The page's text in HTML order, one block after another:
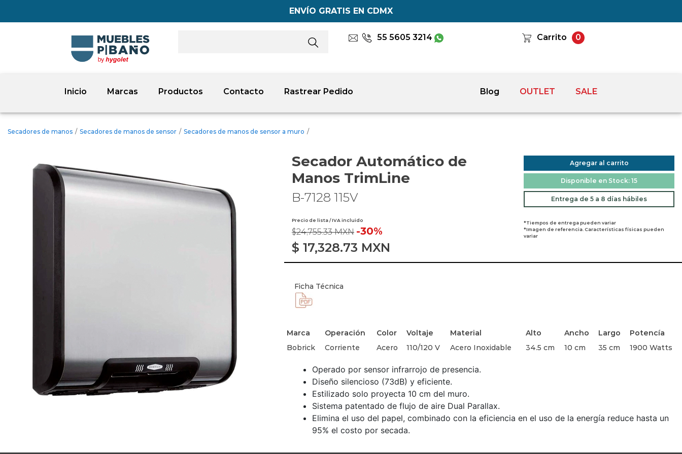
ENVÍO GRATIS EN CDMX
55 5605 3214 Carrito 0
Inicio Marcas Productos Contacto Rastrear Pedido Blog OUTLET SALE
Secadores de manos / Secadores de manos de sensor / Secadores de manos de sensor a muro /
Secador Automático de
Manos TrimLine
B-7128 115V
Precio de lista / IVA incluido
$24,755.33 MXN -30%
$ 17,328.73 MXN
Agregar al carrito
Disponible en Stock: 15
Entrega de 5 a 8 días hábiles
*Tiempos de entrega pueden variar
*Imagen de referencia. Características físicas pueden
variar
Ficha Técnica
Marca Operación Color Voltaje Material Alto Ancho Largo
Potencía
Bobrick
Corriente Acero 110/120 V Acero Inoxidable 34.5 cm 10 cm 35 cm 1900 Watts
Operado por sensor infrarrojo de presencia.
Diseño silencioso (73dB) y eficiente.
Estilizado solo proyecta 10 cm del muro.
Sistema patentado de flujo de aire Dual Parallax.
Elimina el uso del papel, combinado con la eficiencia en el uso de la energía reduce hasta un
95% el costo por secada.